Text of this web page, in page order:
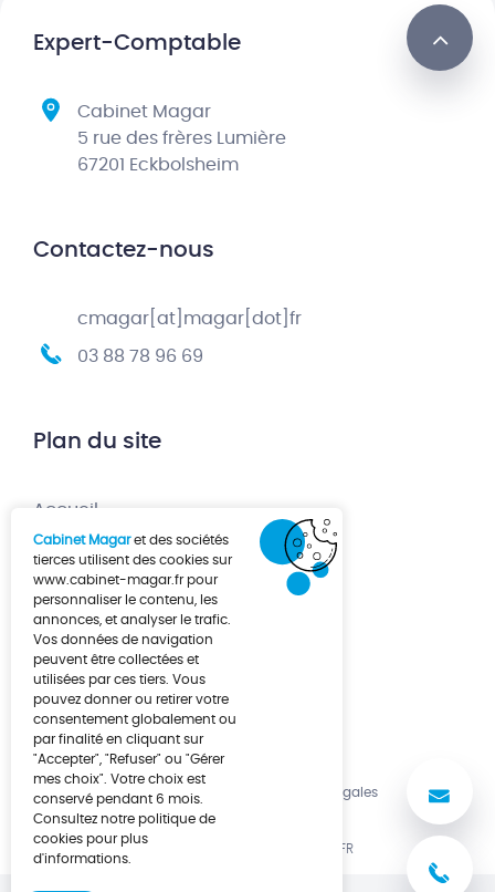
Expert-Comptable
Cabinet Magar
5 rue des frères Lumière
67201 Eckbolsheim
Contactez-nous
cmagar[at]magar[dot]fr
03 88 78 96 69
Plan du site
Accueil
Création d’entreprise
Développement d’entreprise
À propos
Actualités
Contact
Politique de cookies Mentions légales
UNE RÉALISATION LUCYAN.FR
Cabinet Magaret des sociétés
tierces utilisent des cookies sur
www.cabinet-magar.frpour
personnaliser le contenu, les
annonces, et analyser le trafic.
Vos données de navigation
peuvent être collectées et
utilisées par ces tiers. Vous
pouvez donner ou retirer votre
consentement globalement ou
par finalité en cliquant sur
"Accepter", "Refuser" ou "Gérer
mes choix". Votre choix est
conservé pendant 6 mois.
Consultez notre politique de
cookies pour plus
d'informations.